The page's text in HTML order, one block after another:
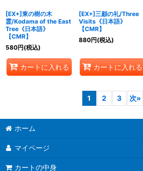
[EX+]東の樹の木
霊/Kodama of the East
Tree《日本語》
【CMR】
580円(税込)
カートに入れる
[EX+]三顧の礼/Three
Visits《日本語》
【CMR】
880円(税込)
カートに入れる
1 2 3 次»
ホーム
マイページ
カートの中身